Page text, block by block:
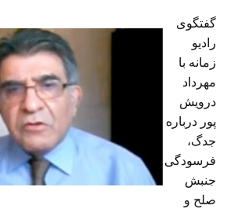
گفتگوی
رادیو
زمانه با
مهرداد
درویش
پور درباره
جدگ،
فرسودگی
جنبش
صلح و